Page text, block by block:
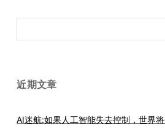
索：
近期文章
AI迷航:如果人工智能失去控制，世界将